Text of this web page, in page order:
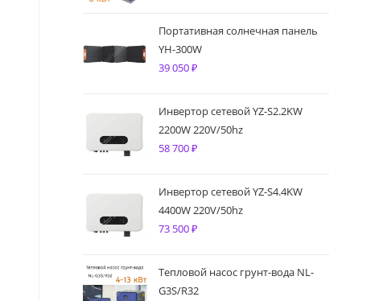
Портативная солнечная панель
YH-300W
39 050₽
Инвертор сетевой YZ-S2.2KW
2200W 220V/50hz
58 700₽
Инвертор сетевой YZ-S4.4KW
4400W 220V/50hz
73 500₽
Тепловой насос грунт-вода NL-
G3S/R32